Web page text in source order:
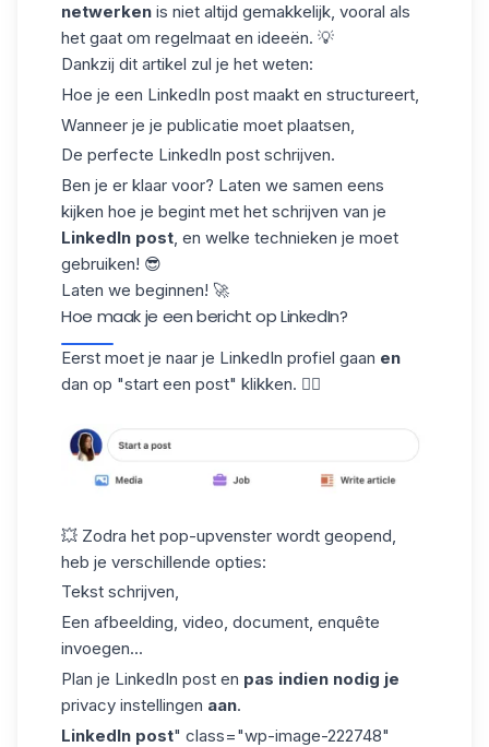
netwerken is niet altijd gemakkelijk, vooral als
het gaat om regelmaat en ideeën. 💡
Dankzij dit artikel zul je het weten:
Hoe je een LinkedIn post maakt en structureert,
Wanneer je je publicatie moet plaatsen,
De perfecte LinkedIn post schrijven.
Ben je er klaar voor? Laten we samen eens
kijken hoe je begint met het schrijven van je
LinkedIn post, en welke technieken je moet
gebruiken! 😎
Laten we beginnen! 🚀
Hoe maak je een bericht op LinkedIn?
Eerst moet je naar je LinkedIn profiel gaan en
dan op "start een post" klikken. 👇🏼
💥 Zodra het pop-upvenster wordt geopend,
heb je verschillende opties:
Tekst schrijven,
Een afbeelding, video, document, enquête
invoegen...
Plan je LinkedIn post en pas indien nodig je
privacy instellingen aan.
LinkedIn post" class="wp-image-222748"